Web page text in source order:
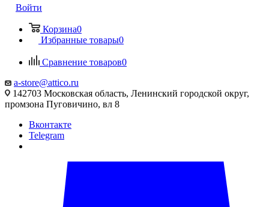
Войти
Корзина0
Избранные товары0
Сравнение товаров0
a-store@attico.ru
142703 Московская область, Ленинский городской округ,
промзона Пуговичино, вл 8
Вконтакте
Telegram